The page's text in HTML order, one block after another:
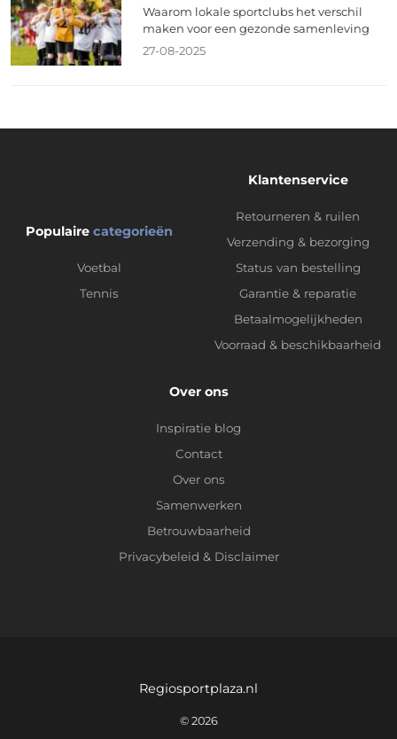
Waarom lokale sportclubs het verschil
maken voor een gezonde samenleving
27-08-2025
Populaire categorieën
Voetbal
Tennis
Klantenservice
Retourneren & ruilen
Verzending & bezorging
Status van bestelling
Garantie & reparatie
Betaalmogelijkheden
Voorraad & beschikbaarheid
Over ons
Inspiratie blog
Contact
Over ons
Samenwerken
Betrouwbaarheid
Privacybeleid & Disclaimer
Regiosportplaza.nl
© 2026